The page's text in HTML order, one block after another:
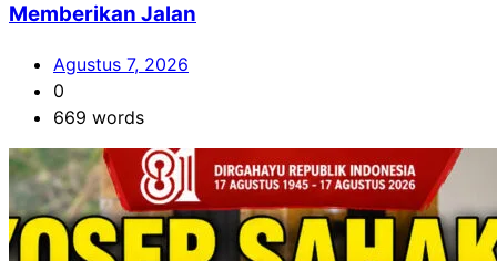
Memberikan Jalan
Agustus 7, 2026
0
669 words